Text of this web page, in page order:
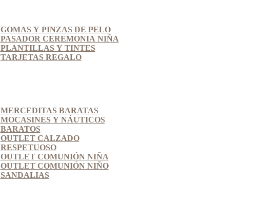
GOMAS Y PINZAS DE PELO
PASADOR CEREMONIA NIÑA
PLANTILLAS Y TINTES
TARJETAS REGALO
MERCEDITAS BARATAS
MOCASINES Y NÁUTICOS
BARATOS
OUTLET CALZADO
RESPETUOSO
OUTLET COMUNIÓN NIÑA
OUTLET COMUNIÓN NIÑO
SANDALIAS